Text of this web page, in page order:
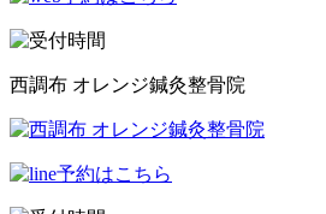
西調布 オレンジ鍼灸整骨院